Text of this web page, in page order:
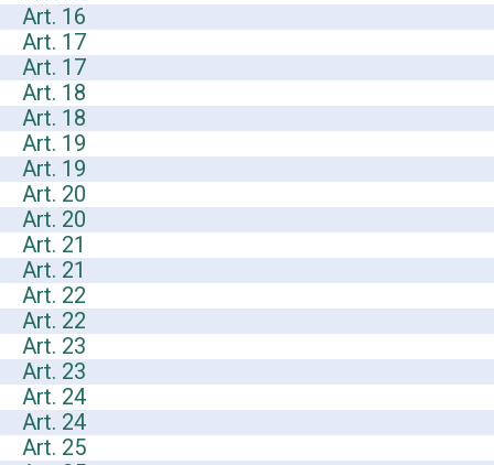
Art. 16
Art. 17
Art. 17
Art. 18
Art. 18
Art. 19
Art. 19
Art. 20
Art. 20
Art. 21
Art. 21
Art. 22
Art. 22
Art. 23
Art. 23
Art. 24
Art. 24
Art. 25